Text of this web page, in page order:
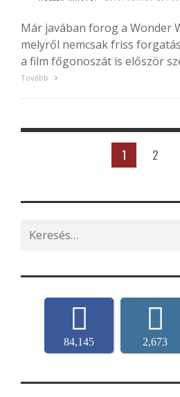
Már javában forog a Wonder
melyről nemcsak friss
a film főgonoszát is először
Tovább
1 2
Search
for:
84,145 2,673